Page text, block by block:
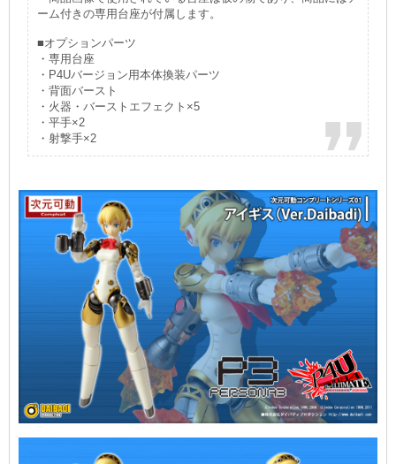
ーム付きの専用台座が付属します。
■オプションパーツ
・専用台座
・P4Uバージョン用本体換装パーツ
・背面バースト
・火器・バーストエフェクト×5
・平手×2
・射撃手×2